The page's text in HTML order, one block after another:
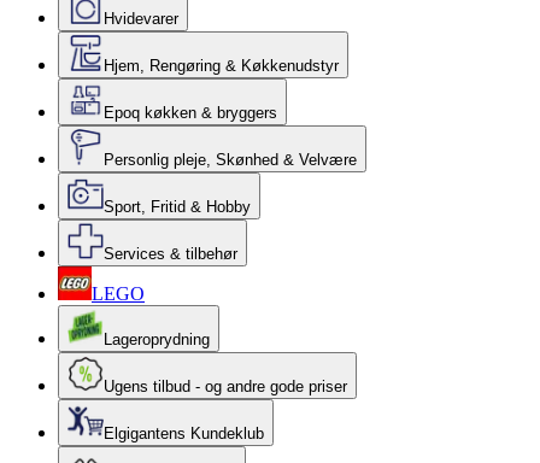
Hvidevarer
Hjem, Rengøring & Køkkenudstyr
Epoq køkken & bryggers
Personlig pleje, Skønhed & Velvære
Sport, Fritid & Hobby
Services & tilbehør
LEGO
Lageroprydning
Ugens tilbud - og andre gode priser
Elgigantens Kundeklub